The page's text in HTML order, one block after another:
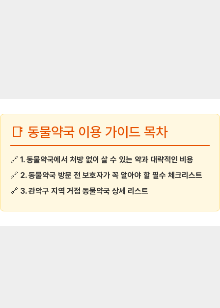
📑 동물약국 이용 가이드 목차
🔗 1. 동물약국에서 처방 없이 살 수 있는 약과 대략적인 비용
🔗 2. 동물약국 방문 전 보호자가 꼭 알아야 할 필수 체크리스트
🔗 3. 관악구 지역 거점 동물약국 상세 리스트